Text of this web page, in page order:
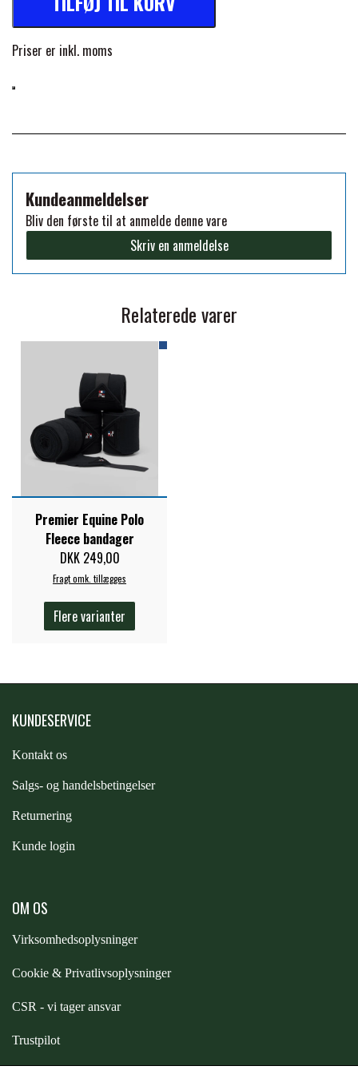
PREMIER EQUINE SADLER
PREMIER EQUINE PADS
PREMIER EQUINE BENBESKYTTELSE
PREMIER EQUINE TRANSPORT
BESKYTTELSE
PREMIER EQUINE KØLETERAPI
PREMIER EQUINE GROOMING & STALD
PREMIER EQUINE RYTTER
FORAN EQUINE
HAPPY MOUTH
JACKS
LEMIEUX
MUSTAD
PREMIER EQUINE
RACING TACK
STUD MUFFIN
WALSH
Priser er inkl. moms
Kundeanmeldelser
Bliv den første til at anmelde denne vare
Skriv en anmeldelse
Relaterede varer
Premier Equine Polo
Fleece bandager
DKK 249,00
Fragt omk. tillægges
Flere varianter
KUNDESERVICE
Kontakt os
Salgs- og handelsbetingelser
Returnering
Kunde login
OM OS
Virksomhedsoplysninger
Cookie & Privatlivsoplysninger
CSR - vi tager ansvar
Trustpilot